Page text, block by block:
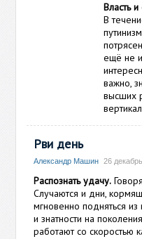
Власть
В
ещё не
важно,
высших
Рви день
Александр Машин 26
Распознать удачу.
Случаются и дни,
мгновенно подняться из
и знатности на
работают со скоростью